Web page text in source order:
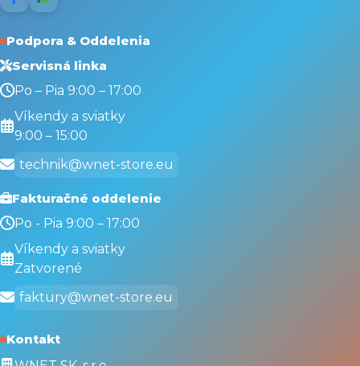
Podpora & Oddelenia
Servisná linka
Po – Pia 9:00 – 17:00
Víkendy a sviatky
9:00 – 15:00
technik@wnet-store.eu
Fakturačné oddelenie
Po - Pia 9:00 – 17:00
Víkendy a sviatky
Zatvorené
faktury@wnet-store.eu
Kontakt